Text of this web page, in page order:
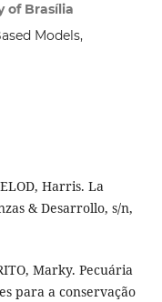
of Brasília
Models,
Harris. La
& Desarrollo, s/n,
Marky. Pecuária
para a conservação